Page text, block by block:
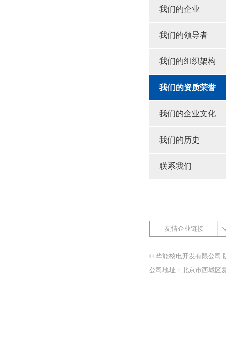
我们的企业
我们的领导者
我们的组织架构
我们的资质荣誉
我们的企业文化
我们的历史
联系我们
友情企业链接
© 华能核电开发有限公司
公司地址：北京市西城区